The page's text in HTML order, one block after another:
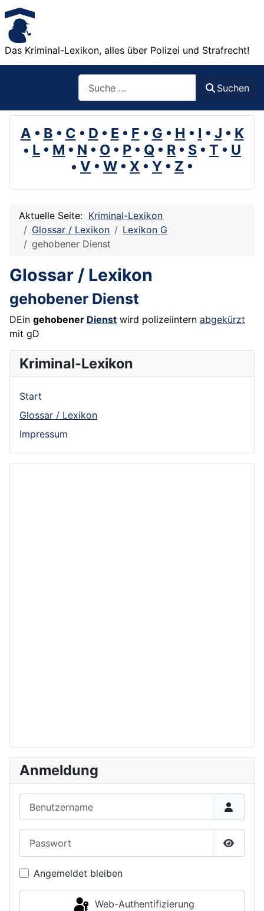
Das Kriminal-Lexikon, alles über Polizei und Strafrecht!
Suchen
A • B • C • D • E • F • G • H • I • J • K
• L • M • N • O • P • Q • R • S • T • U
• V • W • X • Y • Z •
Aktuelle Seite: Kriminal-Lexikon
Glossar / Lexikon
Lexikon G
gehobener Dienst
Glossar / Lexikon
gehobener Dienst
DEin gehobener Dienst wird polizeiintern abgekürzt
mit gD
Kriminal-Lexikon
Start
Glossar / Lexikon
Impressum
Anmeldung
Angemeldet bleiben
Web-Authentifizierung